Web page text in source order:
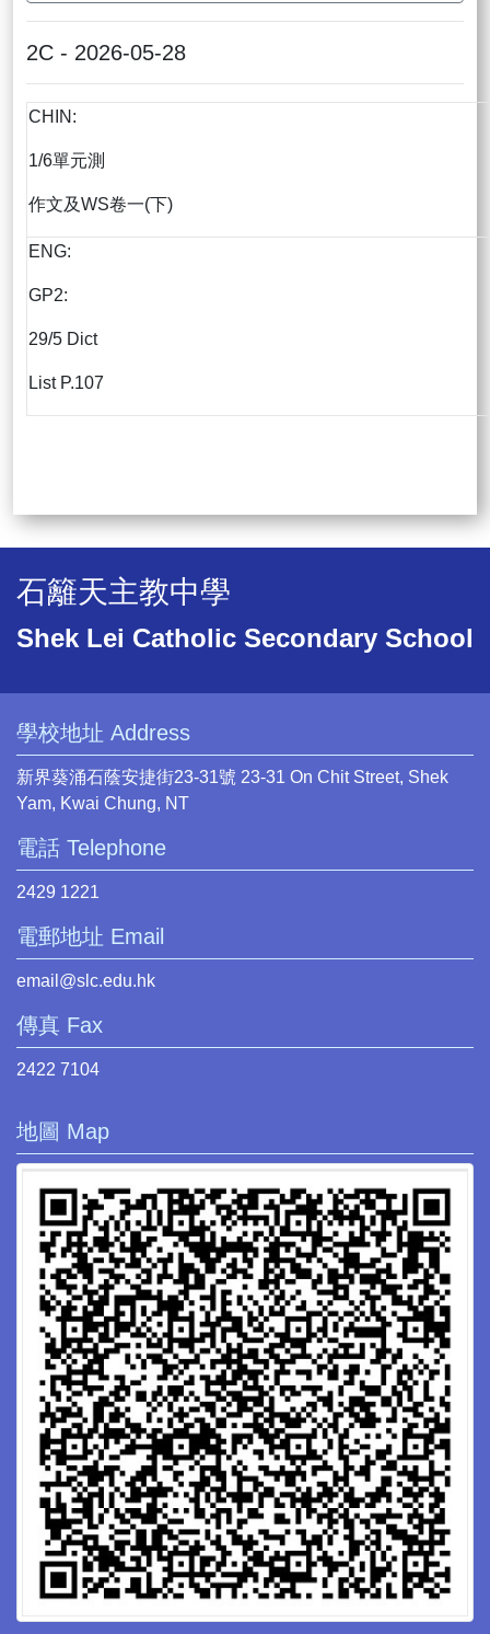
2C - 2026-05-28
CHIN:
1/6單元測
作文及WS卷一(下)
ENG:
GP2:
29/5 Dict
List P.107
石籬天主教中學
Shek Lei Catholic Secondary School
學校地址 Address
新界葵涌石蔭安捷街23-31號 23-31 On Chit Street, Shek
Yam, Kwai Chung, NT
電話 Telephone
2429 1221
電郵地址 Email
email@slc.edu.hk
傳真 Fax
2422 7104
地圖 Map